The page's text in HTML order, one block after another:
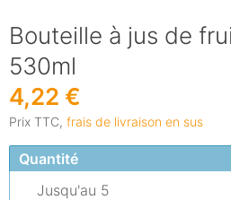
Bouteille à jus de
530ml
4,22 €
Prix TTC, frais de livraison en sus
Quantité
Jusqu'au 5